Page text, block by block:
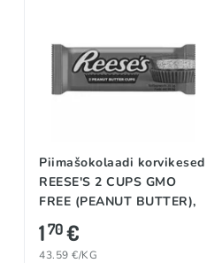
Piimašokolaadi korvikesed
REESE'S 2 CUPS GMO
FREE (PEANUT BUTTER),
39,5g
170€
43.59 €/KG